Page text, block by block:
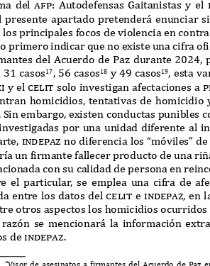
del afp: Autodefensas Gaitanistas y el
presente apartado pretenderá enunciar
principales focos de violencia en
primero indicarque no existe una cifra of
del Acuerdo de Paz durante 2024,
31casos17, 56 casos18 y 49 casos19, esta
y elcelit solo investigan afectaciones a
homicidios, tentativas de
Sin embargo,existen conductas punibles
por una unidad diferente al
, indepaz no diferencia los“móviles”
ía un firmante fallecer producto de una riñ
con su calidad de persona en
el particular,se emplea una cifra de
entre los datos delcelit eindepaz,en
otros aspectos los homicidios
se mencionará la información extra
deindepaz.
“Visor de asesinatos afirmantes del Acuerdo de Paz